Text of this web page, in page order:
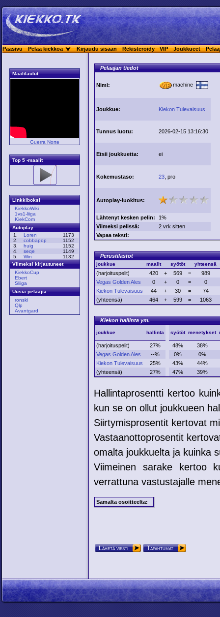
Pääsivu Pelaa kiekkoa Kirjaudu sisään Rekisteröidy VIP Joukkueet
Maalilaulut
Guerra Norte
Top 5 -maalit
Linkkiboksi
KiekkoWiki
1vs1-liiga
KiekCom
Autoplay
1.
Loren
1173
2.
cobbapop
1152
3.
huig
1152
4.
seqe
1149
5.
Win
1132
Viimeksi kirjautuneet
KiekkoCup
Ebert
Sliiga
Uusia pelaajia
ronski
Qlp
Avantgard
Pelaajan tiedot
Nimi: machine
Joukkue: Kiekon Tulevaisuus
Tunnus luotu: 2026-02-15 13:16:30
Etsii joukkuetta: ei
Kokemustaso: 23 , pro
Autoplay-luokitus:
Lähtenyt kesken pelin:
1%
Viimeksi pelissä:
2 vrk sitten
Vapaa teksti:
Perustilastot
joukkue maalit syötöt yhteensä
(harjoituspelit) 420 + 569 =
989
Vegas Golden Ales
0 + 0 =
0
Kiekon Tulevaisuus
44 + 30 =
74
(yhteensä)
464 + 599 = 1063
Kiekon hallinta ym.
joukkue hallinta syötöt menetykset
(harjoituspelit) 27% 48%
38%
Vegas Golden Ales
--% 0%
0%
Kiekon Tulevaisuus
25% 43%
44%
(yhteensä)
27% 47% 39%
Hallintaprosentti kertoo
kun se on ollut joukkueen
Siirtymisprosentit kertovat
Vastaanottoprosentit
omalta joukkuelta ja kuinka
Viimeinen sarake kertoo
verrattuna vastustajalle
Samalta osoitteelta:
Lähetä viesti Tapahtumat